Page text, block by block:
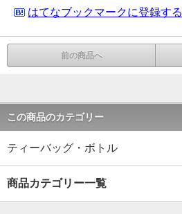
はてなブックマークに登録する
前の商品へ
この商品のカテゴリー
ティーバッグ・ボトル
商品カテゴリー一覧